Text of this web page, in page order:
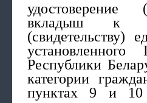
удостоверение
вкладыш к
(свидетельству)
установленного
Республики
категории
пунктах 9 и